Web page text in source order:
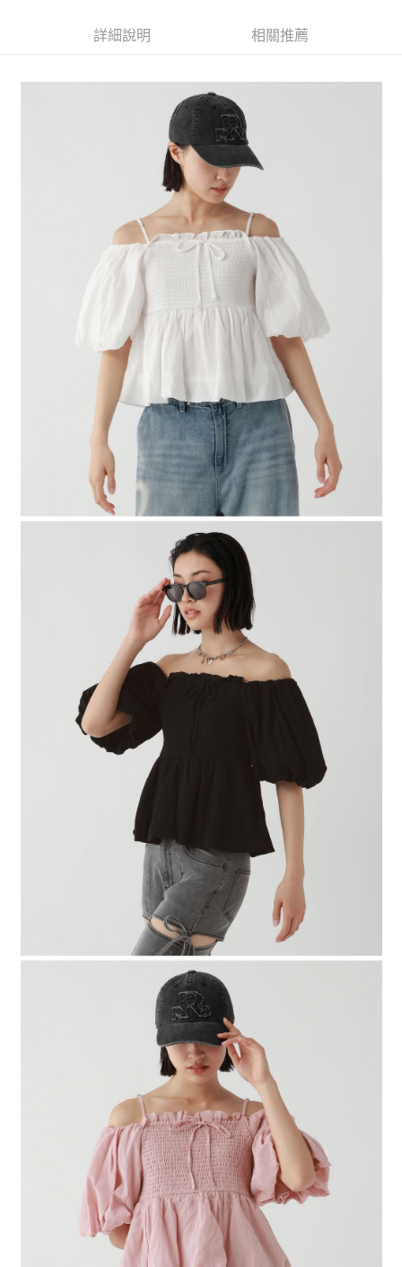
3.實際核准額度、可分期數及費用金額請依後續交易確認頁面所載為準。
4.訂單成立30分鐘內，如未前往確認交易或遇審核未通過，訂單將自動取
1.分期款項不併入電信帳單，「大哥付你分期」於每月結算日後寄送繳費提
2.透過簡訊連結打開帳單後，可選擇「超商條碼／台灣大直營門市／銀行轉
帳／街口支付／iPASS MONEY」等通路繳費。
1.本服務係由「台灣大哥大股份有限公司」（以下簡稱本公司）所提供，讓
用戶於交易時，得透過本服務購買商品或服務，並由商店將買賣／分期付款
買賣價金債權讓與本公司後，依約使用本公司帳單繳交帳款。
2.基於同意付款使用「大哥付你分期」之契約關係目的，商店將以您的個人
資料（包含姓名、電話或地址）提供予台灣大哥大進項蒐集、處理及利用，
由本公司與您本人進行分期帳單所需資料之確認、核對及更正。
3.完整用戶服務條款，請詳閱以下連結：
https://oppay.tw/userRule
３．安心：先確認商品／服務後，再付款。
【「AFTEE先享後付」結帳流程】
１．於結帳方式選擇「AFTEE先享後付」後，將跳轉至「AFTEE先享後付」
結帳頁面，進行簡訊認證並確認金額後，即可完成結帳。
２．訂單成立數日內，您將收到繳費通知簡訊。
３．收到繳費通知簡訊後14天內，點擊此簡訊中的連結，可透過四大超商／
ATM／網路銀行／等多元方式進行付款，方視為交易完成。
※ 請注意：結帳手續完成當下不需立刻繳費，但若您需要取消訂單，請聯絡
購買商品的店家。未經商家同意取消之訂單仍視為有效，需透過AFTEE先享
後付繳納相關費用。
※ 交易是否成功請以「AFTEE先享後付 」之結帳頁面顯示為準，若有關於
是否繳費成功／繳費後需取消欲退款等相關疑問，請聯繫「AFTEE先享後付
https://netprotections.freshdesk.com/support/home
１．透過由恩沛科技股份有限公司提供之「AFTEE先享後付」服務完成之交
易，需依本服務之必要範圍內提供個人資料，並將交易相關給付款項請求債
權轉讓予恩沛科技股份有限公司。
２．關於個人資料處理事宜，請瀏覽以下網址：
https://aftee.tw/terms/#terms3
３．未成年的使用者請事先徵得法定代理人或監護人之同意方可使用
「AFTEE先享後付」，若未經同意申辦者引起之損失，本公司不負相關責
４．使用「AFTEE先享後付」時，將依據個別帳號之用戶狀況，依本公司即
時審查核予不同之上限額度；若仍有額度不足之情形，本公司將視審查結果
請求用戶進行身份認證。
５．嚴禁一人註冊多個帳號或使用他人資訊註冊。若發現惡意使用之情形，
恩沛科技股份有限公司將有權停止該用戶之使用額度並採取法律行動。
每筆NT$80，滿NT$888(含以上)免運費
每筆NT$80，滿NT$888(含以上)免運費
每筆NT$80，滿NT$1,500(含以上)免運費
每筆NT$80，滿NT$1,500(含以上)免運費
每筆NT$80，滿NT$1,500(含以上)免運費
詳細說明 相關推薦